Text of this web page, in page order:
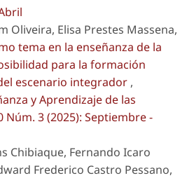
Oliveira, Elisa Prestes Massena,
tema en la enseñanza de la
para la formación
escenario integrador ,
y Aprendizaje de las
Núm. 3 (2025): Septiembre -
Chibiaque, Fernando Icaro
Frederico Castro Pessano,